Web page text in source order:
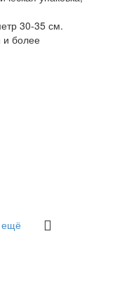
30-35 см.
и более
ещё